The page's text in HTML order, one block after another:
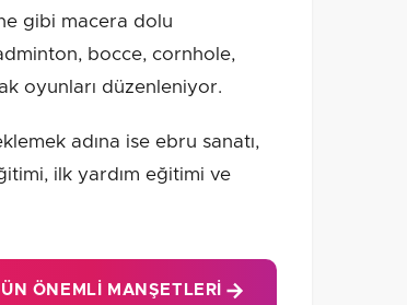
gibi macera dolu
bocce, cornhole,
oyunları düzenleniyor.
adına ise ebru sanatı,
ilk yardım eğitimi ve
ÖNEMLI MANŞETLERI